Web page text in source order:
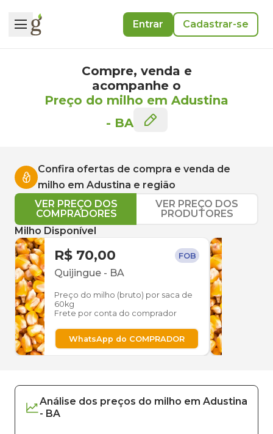
Entrar Cadastrar-se
Compre, venda e
acompanhe o
Preço do milho em Adustina
- BA
Confira ofertas de compra e venda de
milho em Adustina e região
VER PREÇO DOS
COMPRADORES
VER PREÇO DOS
PRODUTORES
Milho Disponível
R$ 70,00 FOB
Quijingue - BA
Preço do milho (bruto) por saca de
60kg
Frete por conta do comprador
WhatsApp do COMPRADOR
Análise dos preços do milho em Adustina
- BA